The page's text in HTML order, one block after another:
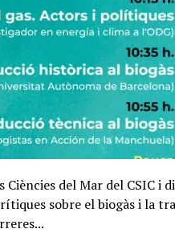
del Mar del CSIC i
sobre el biogàs i la